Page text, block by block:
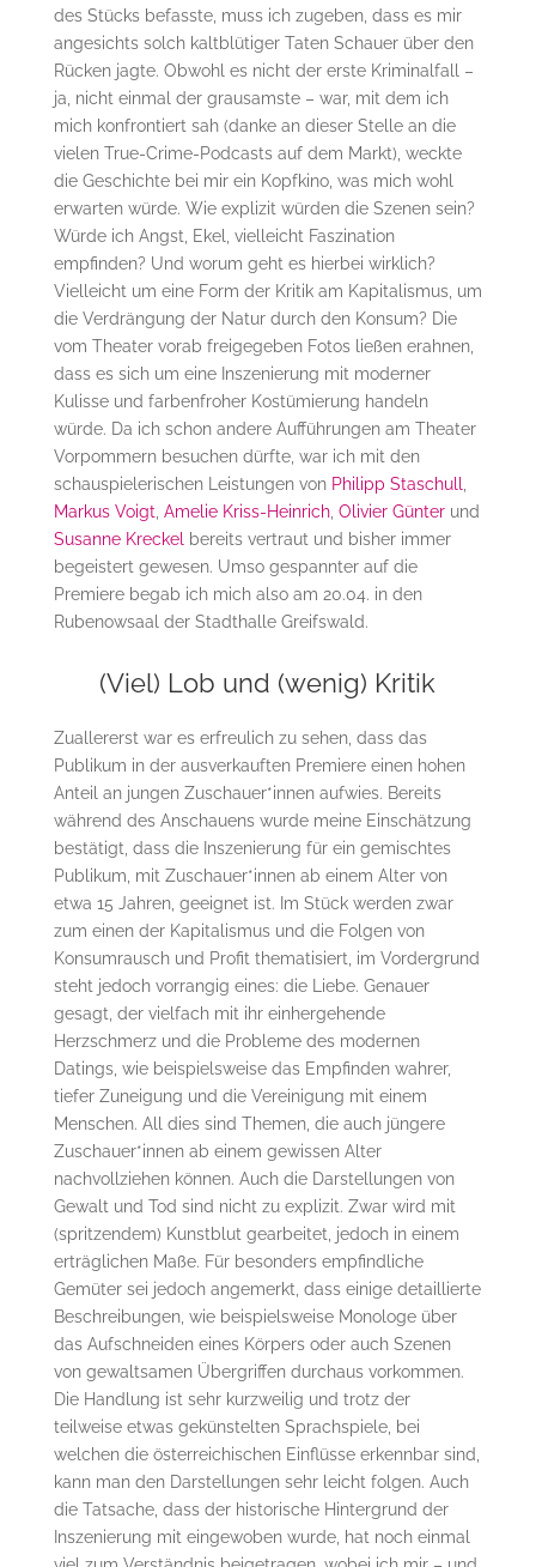
des Stücks befasste, muss ich zugeben, dass es mir
angesichts solch kaltblütiger Taten Schauer über den
Rücken jagte. Obwohl es nicht der erste Kriminalfall –
ja, nicht einmal der grausamste – war, mit dem ich
mich konfrontiert sah (danke an dieser Stelle an die
vielen True-Crime-Podcasts auf dem Markt), weckte
die Geschichte bei mir ein Kopfkino, was mich wohl
erwarten würde. Wie explizit würden die Szenen sein?
Würde ich Angst, Ekel, vielleicht Faszination
empfinden? Und worum geht es hierbei wirklich?
Vielleicht um eine Form der Kritik am Kapitalismus, um
die Verdrängung der Natur durch den Konsum? Die
vom Theater vorab freigegeben Fotos ließen erahnen,
dass es sich um eine Inszenierung mit moderner
Kulisse und farbenfroher Kostümierung handeln
würde. Da ich schon andere Aufführungen am Theater
Vorpommern besuchen dürfte, war ich mit den
schauspielerischen Leistungen von Philipp Staschull,
Markus Voigt, Amelie Kriss-Heinrich, Olivier Günterund
Susanne Kreckelbereits vertraut und bisher immer
begeistert gewesen. Umso gespannter auf die
Premiere begab ich mich also am 20.04. in den
Rubenowsaal der Stadthalle Greifswald.
(Viel) Lob und (wenig) Kritik
Zuallererst war es erfreulich zu sehen, dass das
Publikum in der ausverkauften Premiere einen hohen
Anteil an jungen Zuschauer*innen aufwies. Bereits
während des Anschauens wurde meine Einschätzung
bestätigt, dass die Inszenierung für ein gemischtes
Publikum, mit Zuschauer*innen ab einem Alter von
etwa 15 Jahren, geeignet ist. Im Stück werden zwar
zum einen der Kapitalismus und die Folgen von
Konsumrausch und Profit thematisiert, im Vordergrund
steht jedoch vorrangig eines: die Liebe. Genauer
gesagt, der vielfach mit ihr einhergehende
Herzschmerz und die Probleme des modernen
Datings, wie beispielsweise das Empfinden wahrer,
tiefer Zuneigung und die Vereinigung mit einem
Menschen. All dies sind Themen, die auch jüngere
Zuschauer*innen ab einem gewissen Alter
nachvollziehen können. Auch die Darstellungen von
Gewalt und Tod sind nicht zu explizit. Zwar wird mit
(spritzendem) Kunstblut gearbeitet, jedoch in einem
erträglichen Maße. Für besonders empfindliche
Gemüter sei jedoch angemerkt, dass einige detaillierte
Beschreibungen, wie beispielsweise Monologe über
das Aufschneiden eines Körpers oder auch Szenen
von gewaltsamen Übergriffen durchaus vorkommen.
Die Handlung ist sehr kurzweilig und trotz der
teilweise etwas gekünstelten Sprachspiele, bei
welchen die österreichischen Einflüsse erkennbar sind,
kann man den Darstellungen sehr leicht folgen. Auch
die Tatsache, dass der historische Hintergrund der
Inszenierung mit eingewoben wurde, hat noch einmal